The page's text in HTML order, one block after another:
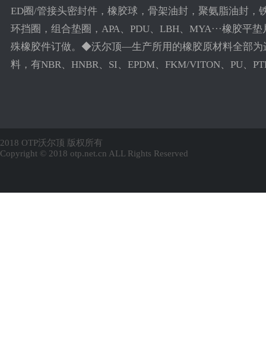
ED圈/管接头密封件，橡胶球，骨架油封，聚氨脂油封，
环挡圈，组合垫圈，APA、PDU、LBH、MYA···橡胶平垫
殊橡胶件订做。◆沃尔顶—生产所用的橡胶原材料全部为
料，有NBR、HNBR、SI、EPDM、FKM/VITON、PU、
2018 OTP沃尔顶 版权所有
Copyright © 2018 otp.net.cn ALL Rights Reserved